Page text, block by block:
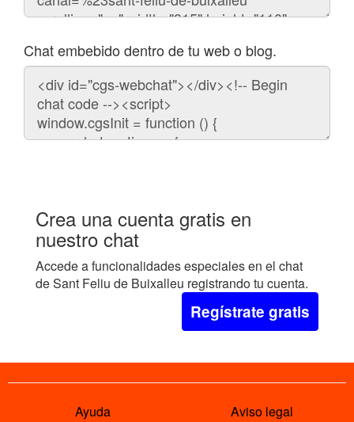
Chat embebido dentro de tu web o blog.
Código
para
embeber
chat
Crea una cuenta gratis en
nuestro chat
Accede a funcionalidades especiales en el chat
de Sant Feliu de Buixalleu registrando tu cuenta.
Regístrate gratis
Ayuda Aviso legal